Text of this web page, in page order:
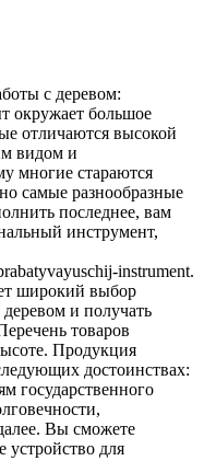
с деревом:
окружает большое
отличаются высокой
видом и
многие стараются
самые разнообразные
последнее, вам
инструмент,
instrument.
широкий выбор
и получать
товаров
Продукция
достоинствах:
государственного
Вы сможете
устройство для